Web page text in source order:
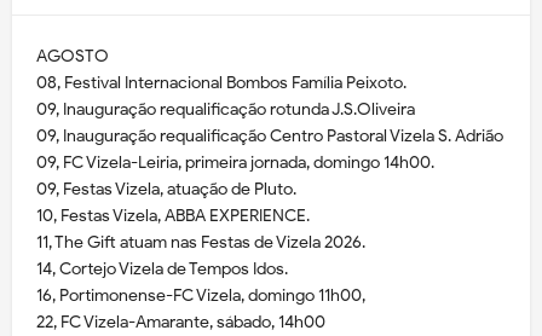
AGOSTO
08, Festival Internacional Bombos Família Peixoto.
09, Inauguração requalificação rotunda J.S.Oliveira
09, Inauguração requalificação Centro Pastoral Vizela S. Adrião
09, FC Vizela-Leiria, primeira jornada, domingo 14h00.
09, Festas Vizela, atuação de Pluto.
10, Festas Vizela, ABBA EXPERIENCE.
11, The Gift atuam nas Festas de Vizela 2026.
14, Cortejo Vizela de Tempos Idos.
16, Portimonense-FC Vizela, domingo 11h00,
22, FC Vizela-Amarante, sábado, 14h00